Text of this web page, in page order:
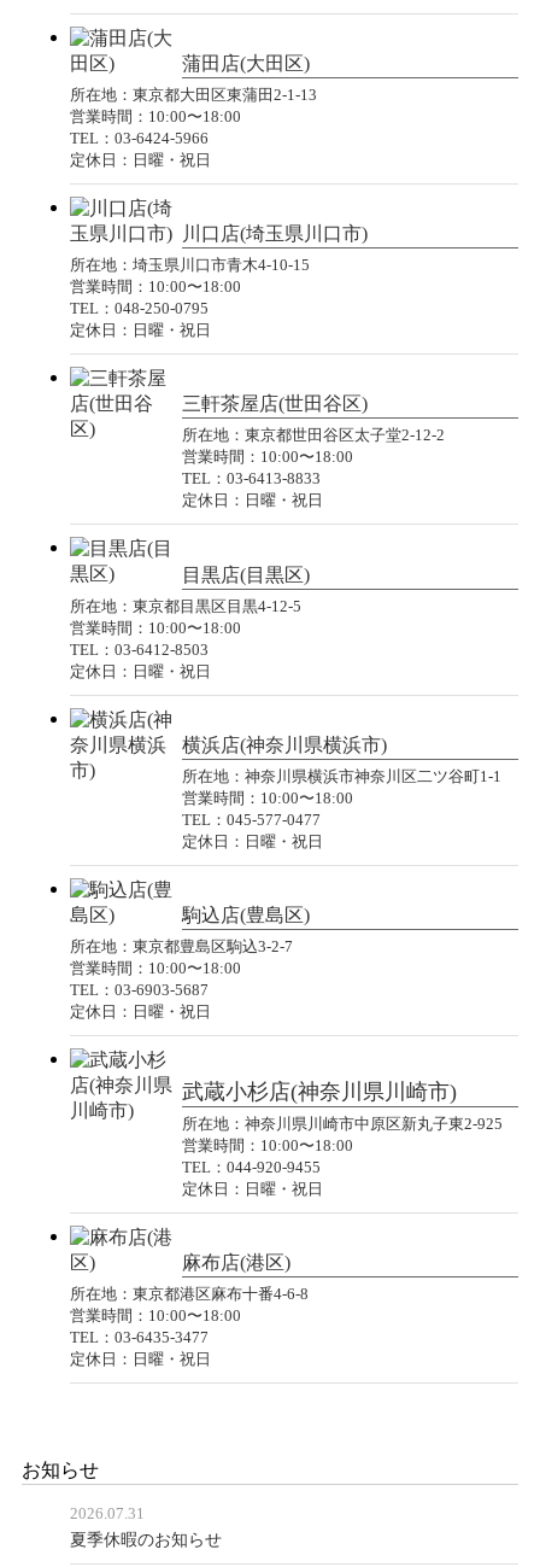
蒲田店(大田区)
所在地：東京都大田区東蒲田2-1-13
営業時間：10:00〜18:00
TEL：03-6424-5966
定休日：日曜・祝日
川口店(埼玉県川口市)
所在地：埼玉県川口市青木4-10-15
営業時間：10:00〜18:00
TEL：048-250-0795
定休日：日曜・祝日
三軒茶屋店(世田谷区)
所在地：東京都世田谷区太子堂2-12-2
営業時間：10:00〜18:00
TEL：03-6413-8833
定休日：日曜・祝日
目黒店(目黒区)
所在地：東京都目黒区目黒4-12-5
営業時間：10:00〜18:00
TEL：03-6412-8503
定休日：日曜・祝日
横浜店(神奈川県横浜市)
所在地：神奈川県横浜市神奈川区二ツ谷町1-1
営業時間：10:00〜18:00
TEL：045-577-0477
定休日：日曜・祝日
駒込店(豊島区)
所在地：東京都豊島区駒込3-2-7
営業時間：10:00〜18:00
TEL：03-6903-5687
定休日：日曜・祝日
武蔵小杉店(神奈川県川崎市)
所在地：神奈川県川崎市中原区新丸子東2-925
営業時間：10:00〜18:00
TEL：044-920-9455
定休日：日曜・祝日
麻布店(港区)
所在地：東京都港区麻布十番4-6-8
営業時間：10:00〜18:00
TEL：03-6435-3477
定休日：日曜・祝日
お知らせ
2026.07.31
夏季休暇のお知らせ